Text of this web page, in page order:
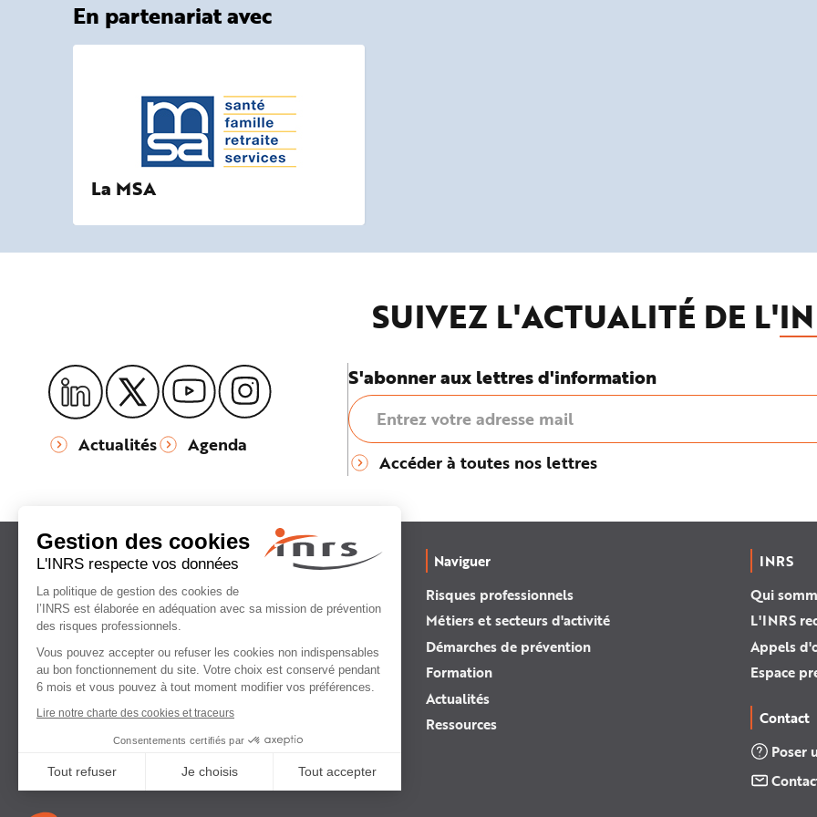
En partenariat avec
La MSA
SUIVEZ L'ACTUALITÉ DE L'
Actualités Agenda
S'abonner aux lettres d'information
Accéder à toutes nos lettres
Institut national
de recherche et de sécurité
pour la prévention
des accidents du travail
et des maladies professionnelles
Naviguer
Risques professionnels
Métiers et secteurs d'activité
Démarches de prévention
Formation
Actualités
Ressources
INRS
Qui
L'INRS
Appels
Espace
Contact
Poser